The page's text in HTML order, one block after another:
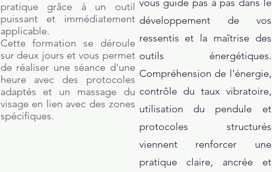
pratique grâce à un outil
puissant et immédiatement
applicable.
Cette formation se déroule
sur deux jours et vous permet
de réaliser une séance d'une
heure avec des protocoles
adaptés et un massage du
visage en lien avec des zones
spécifiques.
vous guide pas à pas dans le
développement de vos
ressentis et la maîtrise des
outils énergétiques.
Compréhension de l'énergie,
contrôle du taux vibratoire,
utilisation du pendule et
protocoles structurés
viennent renforcer une
pratique claire, ancrée et